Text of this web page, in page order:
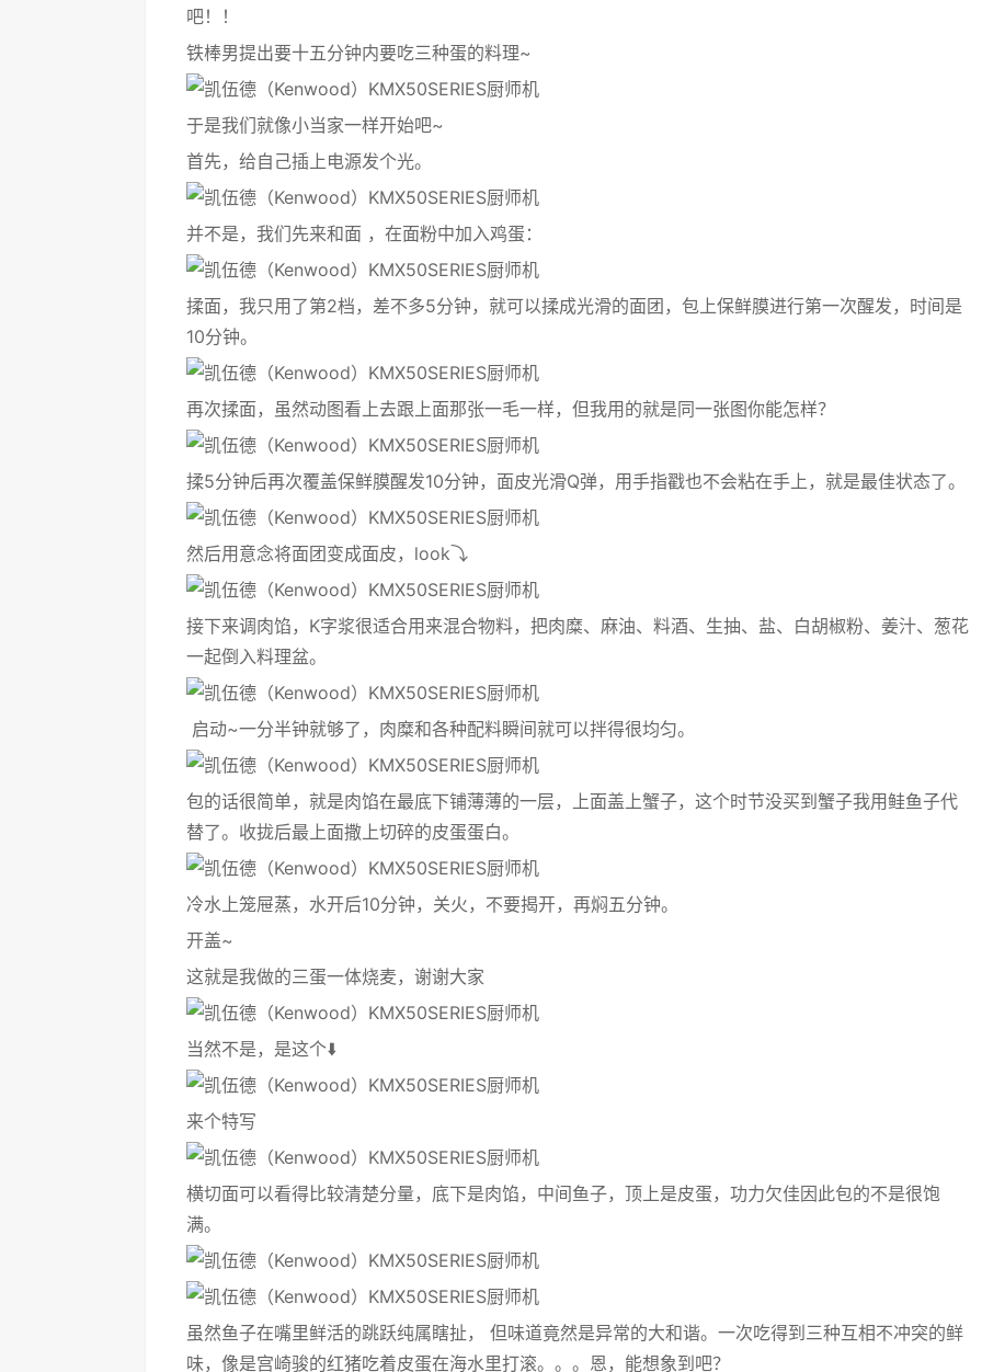
吧！！
铁棒男提出要十五分钟内要吃三种蛋的料理~
于是我们就像小当家一样开始吧~
首先，给自己插上电源发个光。
并不是，我们先来和面 ，在面粉中加入鸡蛋：
揉面，我只用了第2档，差不多5分钟，就可以揉成光滑的面团，包上保鲜膜进行第一次醒发，时间是
10分钟。
再次揉面，虽然动图看上去跟上面那张一毛一样，但我用的就是同一张图你能怎样？
揉5分钟后再次覆盖保鲜膜醒发10分钟，面皮光滑Q弹，用手指戳也不会粘在手上，就是最佳状态了。
然后用意念将面团变成面皮，look⤵️
接下来调肉馅，K字浆很适合用来混合物料，把肉糜、麻油、料酒、生抽、盐、白胡椒粉、姜汁、葱花
一起倒入料理盆。
启动~一分半钟就够了，肉糜和各种配料瞬间就可以拌得很均匀。
包的话很简单，就是肉馅在最底下铺薄薄的一层，上面盖上蟹子，这个时节没买到蟹子我用鲑鱼子代
替了。收拢后最上面撒上切碎的皮蛋蛋白。
冷水上笼屉蒸，水开后10分钟，关火，不要揭开，再焖五分钟。
开盖~
这就是我做的三蛋一体烧麦，谢谢大家
当然不是，是这个⬇️
来个特写
横切面可以看得比较清楚分量，底下是肉馅，中间鱼子，顶上是皮蛋，功力欠佳因此包的不是很饱
满。
虽然鱼子在嘴里鲜活的跳跃纯属瞎扯， 但味道竟然是异常的大和谐。一次吃得到三种互相不冲突的鲜
味，像是宫崎骏的红猪吃着皮蛋在海水里打滚。。。恩，能想象到吧？